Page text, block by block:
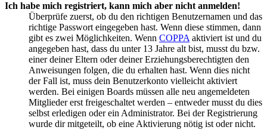
Ich habe mich registriert, kann mich aber nicht anmelden!
Überprüfe zuerst, ob du den richtigen Benutzernamen und das
richtige Passwort eingegeben hast. Wenn diese stimmen, dann
gibt es zwei Möglichkeiten. Wenn COPPA aktiviert ist und du
angegeben hast, dass du unter 13 Jahre alt bist, musst du bzw.
einer deiner Eltern oder deiner Erziehungsberechtigten den
Anweisungen folgen, die du erhalten hast. Wenn dies nicht
der Fall ist, muss dein Benutzerkonto vielleicht aktiviert
werden. Bei einigen Boards müssen alle neu angemeldeten
Mitglieder erst freigeschaltet werden – entweder musst du dies
selbst erledigen oder ein Administrator. Bei der Registrierung
wurde dir mitgeteilt, ob eine Aktivierung nötig ist oder nicht.